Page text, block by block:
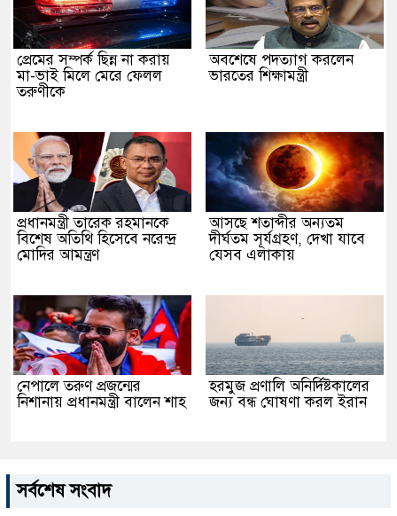
প্রেমের সম্পর্ক ছিন্ন না করায়
মা-ভাই মিলে মেরে ফেলল
তরুণীকে
অবশেষে পদত্যাগ করলেন
ভারতের শিক্ষামন্ত্রী
প্রধানমন্ত্রী তারেক রহমানকে
বিশেষ অতিথি হিসেবে নরেন্দ্র
মোদির আমন্ত্রণ
আসছে শতাব্দীর অন্যতম
দীর্ঘতম সূর্যগ্রহণ, দেখা যাবে
যেসব এলাকায়
নেপালে তরুণ প্রজন্মের
নিশানায় প্রধানমন্ত্রী বালেন শাহ
হরমুজ প্রণালি অনির্দিষ্টকালের
জন্য বন্ধ ঘোষণা করল ইরান
সর্বশেষ সংবাদ